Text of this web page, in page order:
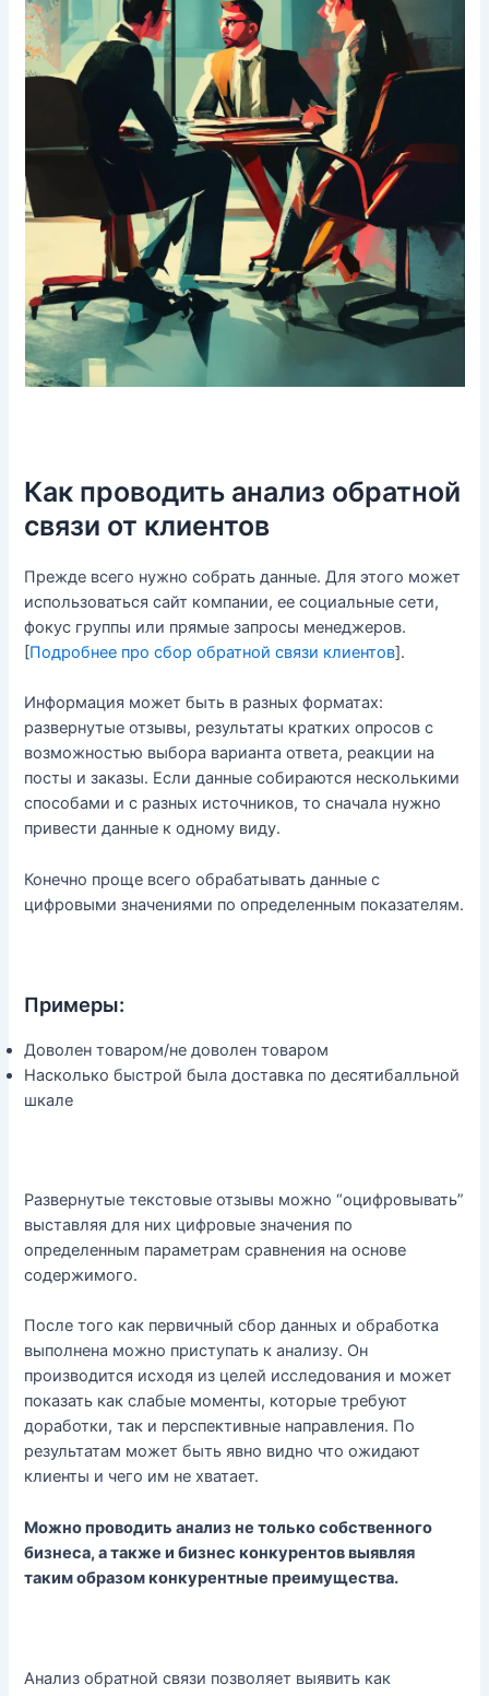
Как проводить анализ обратной
связи от клиентов
Прежде всего нужно собрать данные. Для этого может
использоваться сайт компании, ее социальные сети,
фокус группы или прямые запросы менеджеров.
[Подробнее про сбор обратной связи клиентов].
Информация может быть в разных форматах:
развернутые отзывы, результаты кратких опросов с
возможностью выбора варианта ответа, реакции на
посты и заказы. Если данные собираются несколькими
способами и с разных источников, то сначала нужно
привести данные к одному виду.
Конечно проще всего обрабатывать данные с
цифровыми значениями по определенным показателям.
Примеры:
Доволен товаром/не доволен товаром
Насколько быстрой была доставка по десятибалльной
шкале
Развернутые текстовые отзывы можно “оцифровывать”
выставляя для них цифровые значения по
определенным параметрам сравнения на основе
содержимого.
После того как первичный сбор данных и обработка
выполнена можно приступать к анализу. Он
производится исходя из целей исследования и может
показать как слабые моменты, которые требуют
доработки, так и перспективные направления. По
результатам может быть явно видно что ожидают
клиенты и чего им не хватает.
Можно проводить анализ не только собственного
бизнеса, а также и бизнес конкурентов выявляя
таким образом конкурентные преимущества.
Анализ обратной связи позволяет выявить как